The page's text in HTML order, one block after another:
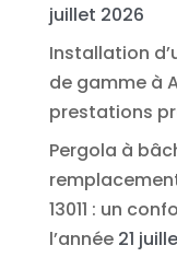
juillet 2026
Installation
de gamme à
prestations
Pergola à
13011 : un
l’année 21